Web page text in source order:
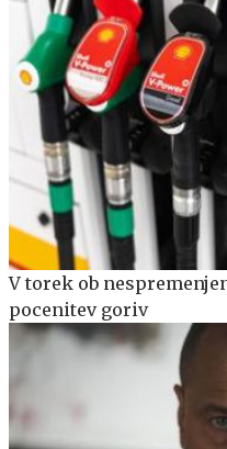
V torek ob
pocenitev goriv